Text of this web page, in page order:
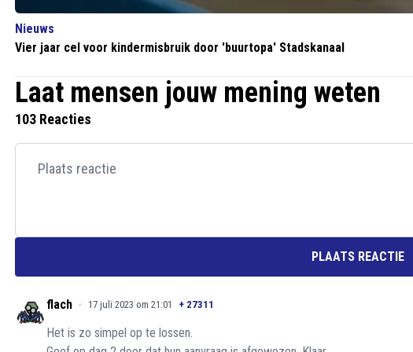
Nieuws
Vier jaar cel voor kindermisbruik door 'buurtopa' Stadskanaal
Laat mensen jouw mening weten
103 Reacties
PLAATS REACTIE
flach 17 juli 2023 om 21:01 + 27311
Het is zo simpel op te lossen.